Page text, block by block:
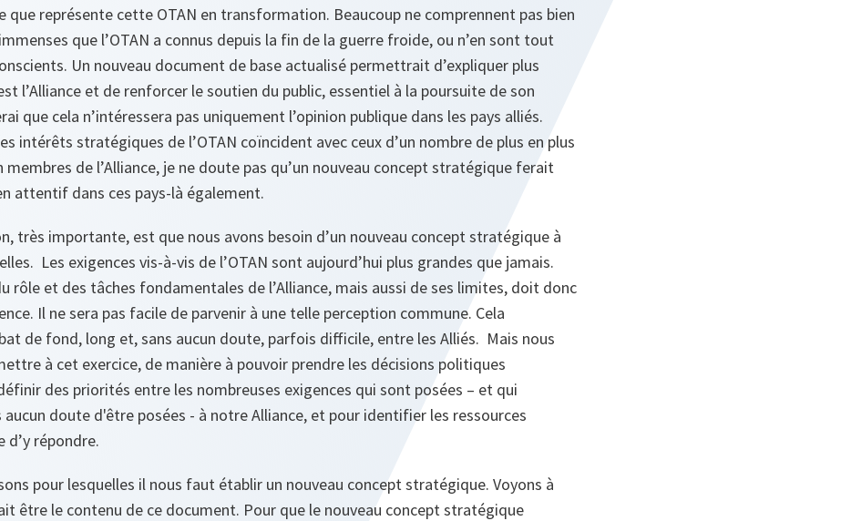
que représente cette OTAN en transformation. Beaucoup ne comprennent pas bien
que l’OTAN a connus depuis la fin de la guerre froide, ou n’en sont tout
Un nouveau document de base actualisé permettrait d’expliquer plus
l’Alliance et de renforcer le soutien du public, essentiel à la poursuite de son
que cela n’intéressera pas uniquement l’opinion publique dans les pays alliés.
intérêts stratégiques de l’OTAN coïncident avec ceux d’un nombre de plus en plus
membres de l’Alliance, je ne doute pas qu’un nouveau concept stratégique ferait
attentif dans ces pays‑là également.
très importante, est que nous avons besoin d’un nouveau concept stratégique à
Les exigences vis‑à‑vis de l’OTAN sont aujourd’hui plus grandes que jamais.
rôle et des tâches fondamentales de l’Alliance, mais aussi de ses limites, doit donc
Il ne sera pas facile de parvenir à une telle perception commune. Cela
de fond, long et, sans aucun doute, parfois difficile, entre les Alliés. Mais nous
à cet exercice, de manière à pouvoir prendre les décisions politiques
des priorités entre les nombreuses exigences qui sont posées – et qui
doute d'être posées ‑ à notre Alliance, et pour identifier les ressources
d’y répondre.
pour lesquelles il nous faut établir un nouveau concept stratégique. Voyons à
être le contenu de ce document. Pour que le nouveau concept stratégique